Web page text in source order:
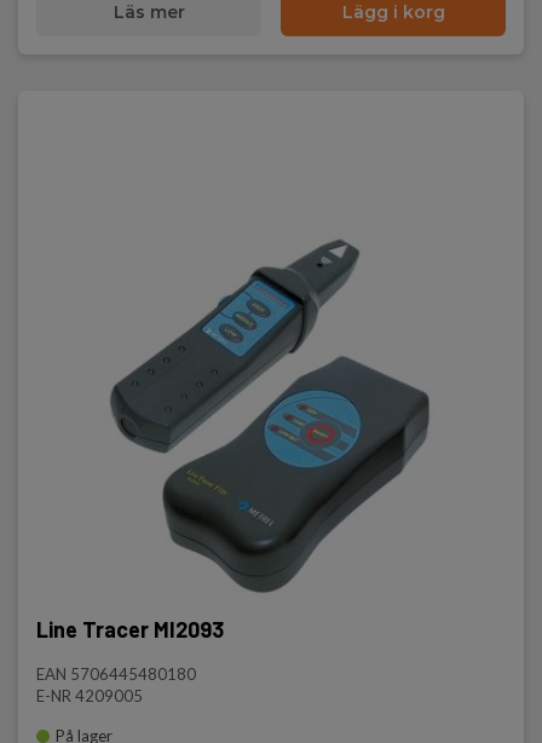
Läs mer Lägg i korg
Line Tracer MI2093
EAN 5706445480180
E-NR 4209005
På lager